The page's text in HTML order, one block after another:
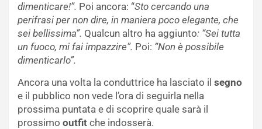
dimenticare!”. Poi ancora: “Sto cercando una
perifrasi per non dire, in maniera poco elegante, che
sei bellissima”. Qualcun altro ha aggiunto: “Sei tutta
un fuoco, mi fai impazzire”. Poi: “Non è possibile
dimenticarlo”.
Ancora una volta la conduttrice ha lasciato il segno
e il pubblico non vede l’ora di seguirla nella
prossima puntata e di scoprire quale sarà il
prossimo outfit che indosserà.